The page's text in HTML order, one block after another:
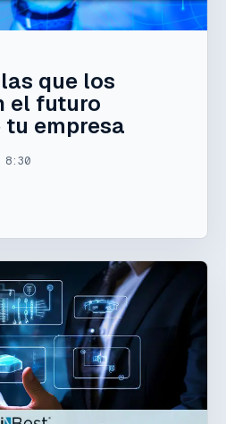
que los
el futuro
empresa
8:30